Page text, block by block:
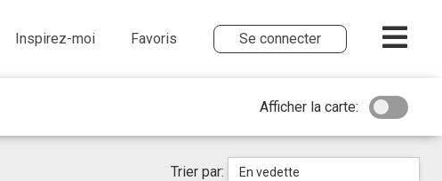
Inspirez-moi Favoris Se connecter
Afficher la carte:
Trier par: En vedette